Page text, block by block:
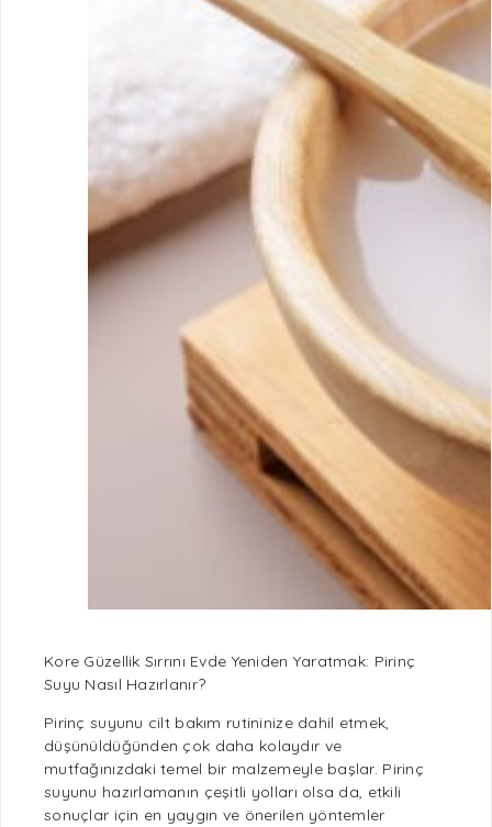
Kore Güzellik Sırrını Evde Yeniden Yaratmak: Pirinç
Suyu Nasıl Hazırlanır?
Pirinç suyunu cilt bakım rutininize dahil etmek,
düşünüldüğünden çok daha kolaydır ve
mutfağınızdaki temel bir malzemeyle başlar. Pirinç
suyunu hazırlamanın çeşitli yolları olsa da, etkili
sonuçlar için en yaygın ve önerilen yöntemler